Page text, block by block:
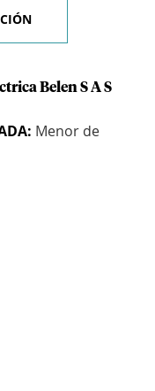
Belen S A S
Menor de